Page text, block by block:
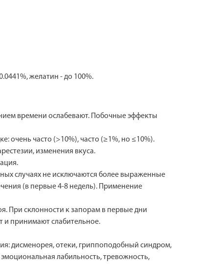
желатин - до 100%.
времени ослабевают. Побочные эффекты
очень часто (>10%), часто (≥1%, но ≤10%).
изменения вкуса.
случаях не исключаются более выраженные
(в первые 4-8 недель). Применение
При склонности к запорам в первые дни
и принимают слабительное.
дисменорея, отеки, гриппоподобный синдром,
лабильность, тревожность,